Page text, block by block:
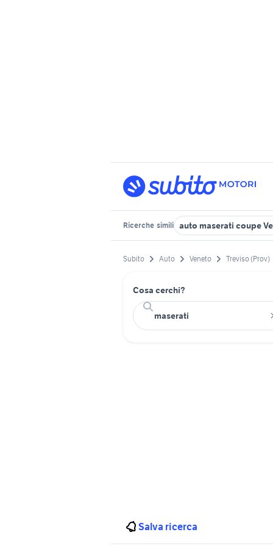
Ricerche simili auto maserati coupe
Subito Auto Veneto Treviso (Prov)
Cosa cerchi?
Salva ricerca